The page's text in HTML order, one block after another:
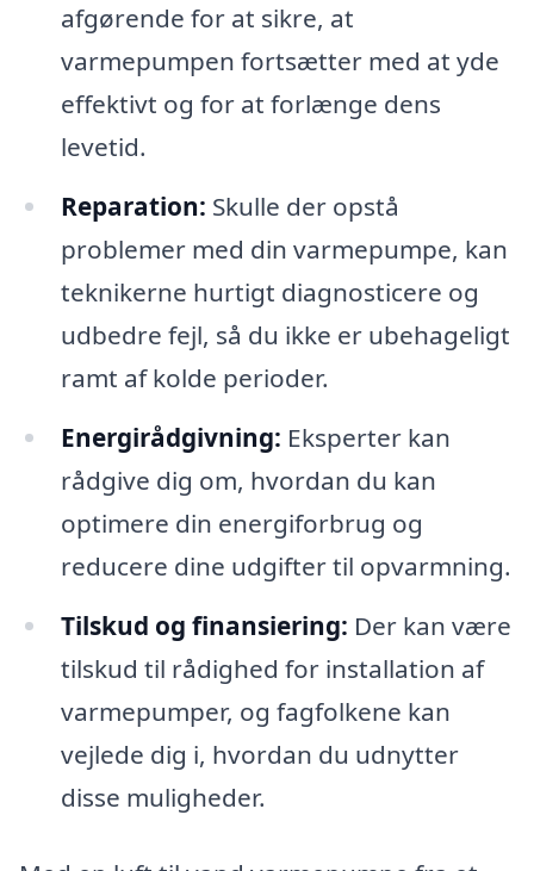
afgørende for at sikre, at
varmepumpen fortsætter med at yde
effektivt og for at forlænge dens
levetid.
Reparation: Skulle der opstå
problemer med din varmepumpe, kan
teknikerne hurtigt diagnosticere og
udbedre fejl, så du ikke er ubehageligt
ramt af kolde perioder.
Energirådgivning: Eksperter kan
rådgive dig om, hvordan du kan
optimere din energiforbrug og
reducere dine udgifter til opvarmning.
Tilskud og finansiering: Der kan være
tilskud til rådighed for installation af
varmepumper, og fagfolkene kan
vejlede dig i, hvordan du udnytter
disse muligheder.